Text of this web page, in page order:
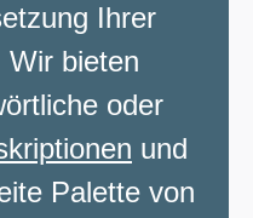
Ihrer
Wir bieten
oder
und
Palette von